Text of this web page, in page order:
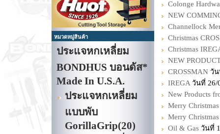
หมวดหมู่สินค้า
ประแจหกเหลี่ยม
BONDHUS บอนดัส*
Made In U.S.A.
ประแจหกเหลี่ยม
แบบพับ
GorillaGrip(20)
Colonge
NEW
Channellock
Christmas
Christmas
NEW
CROSSMAN วัน
IREGA วันที่ 26/
New Products
Merry
Merry
Oil & Gas วันที่